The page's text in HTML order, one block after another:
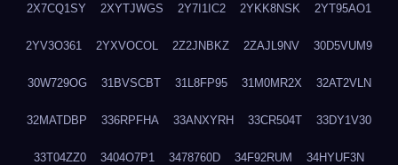
2X7CQ1SY 2XYTJWGS 2Y7I1IC2 2YKK8NSK 2YT95AO1
2YV3O361 2YXVOCOL 2Z2JNBKZ 2ZAJL9NV 30D5VUM9
30W729OG 31BVSCBT 31L8FP95 31M0MR2X 32AT2VLN
32MATDBP 336RPFHA 33ANXYRH 33CR504T 33DY1V30
33T04ZZ0 3404O7P1 3478760D 34F92RUM 34HYUF3N